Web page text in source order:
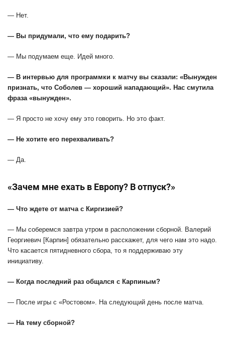
— Нет.
— Вы придумали, что ему подарить?
— Мы подумаем еще. Идей много.
— В интервью для программки к матчу вы сказали: «Вынужден
признать, что Соболев — хороший нападающий». Нас смутила
фраза «вынужден».
— Я просто не хочу ему это говорить. Но это факт.
— Не хотите его перехваливать?
— Да.
«Зачем мне ехать в Европу? В отпуск?»
— Что ждете от матча с Киргизией?
— Мы соберемся завтра утром в расположении сборной. Валерий
Георгиевич [Карпин] обязательно расскажет, для чего нам это надо.
Что касается пятидневного сбора, то я поддерживаю эту
инициативу.
— Когда последний раз общался с Карпиным?
— После игры с «Ростовом». На следующий день после матча.
— На тему сборной?